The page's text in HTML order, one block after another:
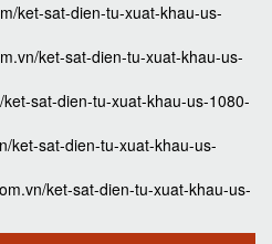
ket-sat-dien-tu-xuat-khau-us-
ket-sat-dien-tu-xuat-khau-us-
sat-dien-tu-xuat-khau-us-1080-
ket-sat-dien-tu-xuat-khau-us-
ket-sat-dien-tu-xuat-khau-us-